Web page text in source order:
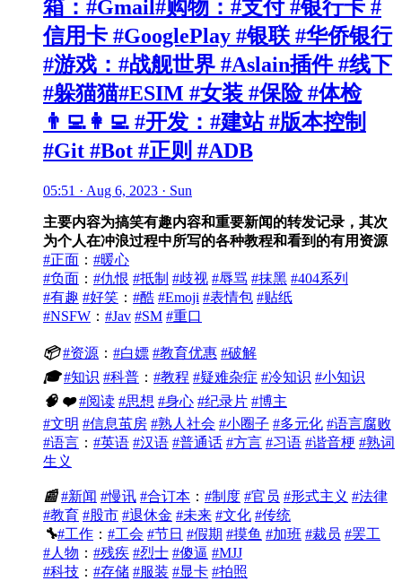
箱：#Gmail#购物：#支付 #银行卡 #
信用卡 #GooglePlay #银联 #华侨银行
#游戏：#战舰世界 #Aslain插件 #线下
#躲猫猫#ESIM #女装 #保险 #体检
👨‍💻👩‍💻 #开发：#建站 #版本控制
#Git #Bot #正则 #ADB
05:51 · Aug 6, 2023 · Sun
主要内容为搞笑有趣内容和重要新闻的转发记录，其次
为个人在冲浪过程中所写的各种教程和看到的有用资源
#正面 ： #暖心
#负面 ： #仇恨 #抵制 #歧视 #辱骂 #抹黑 #404系列
#有趣 #好笑 ： #酷 #Emoji #表情包 #贴纸
#NSFW ： #Jav #SM #重口
📦 #资源 ： #白嫖 #教育优惠 #破解
🎓 #知识 #科普 ： #教程 #疑难杂症 #冷知识 #小知识
🧠 ❤️ #阅读 #思想 #身心 #纪录片 #博主
#文明 #信息茧房 #熟人社会 #小圈子 #多元化 #语言腐败
#语言 ： #英语 #汉语 #普通话 #方言 #习语 #谐音梗 #熟词
生义
📰 #新闻 #慢讯 #合订本 ： #制度 #官员 #形式主义 #法律
#教育 #股市 #退休金 #未来 #文化 #传统
🔧#工作 ： #工会 #节日 #假期 #摸鱼 #加班 #裁员 #罢工
#人物 ： #残疾 #烈士 #傻逼 #MJJ
#科技 ： #存储 #服装 #显卡 #拍照